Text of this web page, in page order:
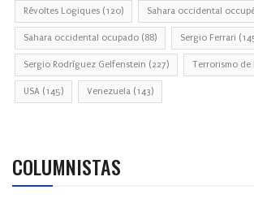
Révoltes Logiques (120) Sahara occidental
Sahara occidental ocupado (88) Sergio Ferrari
Sergio Rodríguez Gelfenstein (227) Terrorismo de
USA (145) Venezuela (143)
COLUMNISTAS